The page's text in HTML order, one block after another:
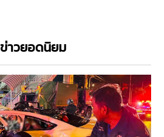
ข่าวยอดนิยม